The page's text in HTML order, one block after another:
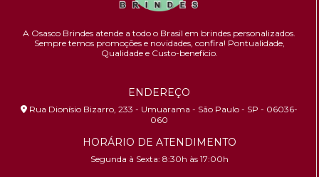
A Osasco Brindes atende a todo o Brasil em brindes personalizados.
Sempre temos promoções e novidades, confira! Pontualidade,
Qualidade e Custo-benefício.
ENDEREÇO
Rua Dionísio Bizarro, 233 - Umuarama - São Paulo - SP - 06036-
060
HORÁRIO DE ATENDIMENTO
Segunda à Sexta: 8:30h às 17:00h